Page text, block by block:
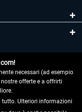
necessari (ad esempio
offerte e a offrirti
tutto. Ulteriori informazioni